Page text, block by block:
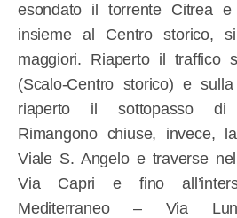
esondato il torrente Citrea
insieme al Centro storico,
maggiori. Riaperto il traffico
(Scalo-Centro storico) e
riaperto il sottopasso di
Rimangono chiuse, invece,
Viale S. Angelo e traverse
Via Capri e fino
Mediterraneo – Via